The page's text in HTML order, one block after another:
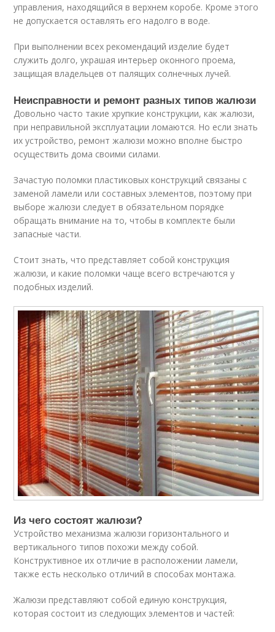
управления, находящийся в верхнем коробе. Кроме этого
не допускается оставлять его надолго в воде.
При выполнении всех рекомендаций изделие будет
служить долго, украшая интерьер оконного проема,
защищая владельцев от палящих солнечных лучей.
Неисправности и ремонт разных типов жалюзи
Довольно часто такие хрупкие конструкции, как жалюзи,
при неправильной эксплуатации ломаются. Но если знать
их устройство, ремонт жалюзи можно вполне быстро
осуществить дома своими силами.
Зачастую поломки пластиковых конструкций связаны с
заменой ламели или составных элементов, поэтому при
выборе жалюзи следует в обязательном порядке
обращать внимание на то, чтобы в комплекте были
запасные части.
Стоит знать, что представляет собой конструкция
жалюзи, и какие поломки чаще всего встречаются у
подобных изделий.
Из чего состоят жалюзи?
Устройство механизма жалюзи горизонтального и
вертикального типов похожи между собой.
Конструктивное их отличие в расположении ламели,
также есть несколько отличий в способах монтажа.
Жалюзи представляют собой единую конструкция,
которая состоит из следующих элементов и частей: